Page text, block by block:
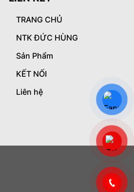
TRANG CHỦ
NTK ĐỨC HÙNG
Sản Phẩm
KẾT NỐI
Liên hệ